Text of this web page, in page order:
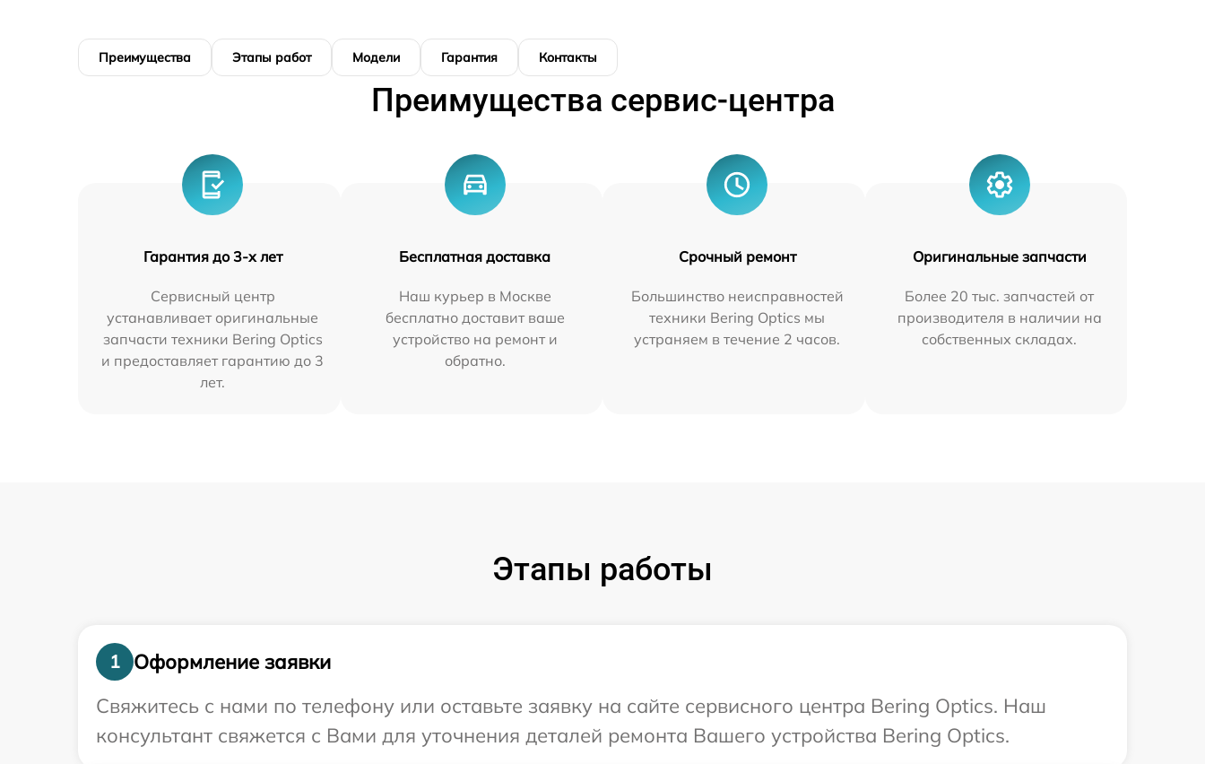
Преимущества Этапы работ Модели Гарантия Контакты
Преимущества сервис-центра
Гарантия до 3-х лет
Сервисный центр
устанавливает оригинальные
запчасти техники Bering Optics
и предоставляет гарантию до 3
лет.
Бесплатная доставка
Наш курьер в Москве
бесплатно доставит ваше
устройство на ремонт и
обратно.
Срочный ремонт
Большинство неисправностей
техники Bering Optics мы
устраняем в течение 2 часов.
Оригинальные запчасти
Более 20 тыс. запчастей от
производителя в наличии на
собственных складах.
Этапы работы
1
Оформление заявки
Свяжитесь с нами по телефону или оставьте заявку на сайте сервисного центра Bering Optics. Наш
консультант свяжется с Вами для уточнения деталей ремонта Вашего устройства Bering Optics.